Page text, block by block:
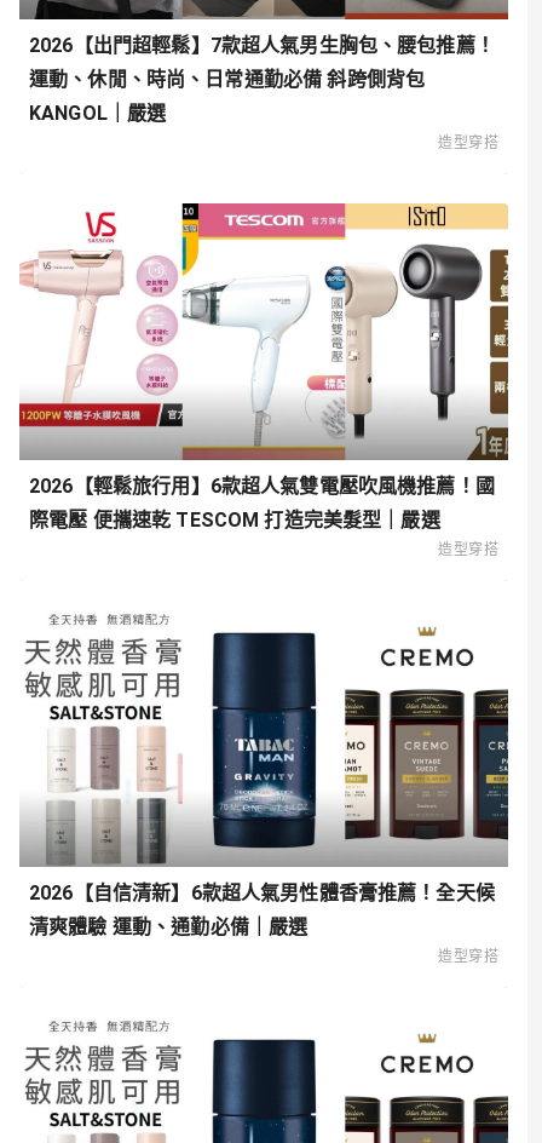
2026【出門超輕鬆】7款超人氣男生胸包、腰包推薦！
運動、休閒、時尚、日常通勤必備 斜跨側背包
KANGOL｜嚴選
造型穿搭
2026【輕鬆旅行用】6款超人氣雙電壓吹風機推薦！國
際電壓 便攜速乾 TESCOM 打造完美髮型｜嚴選
造型穿搭
2026【自信清新】6款超人氣男性體香膏推薦！全天候
清爽體驗 運動、通勤必備｜嚴選
造型穿搭